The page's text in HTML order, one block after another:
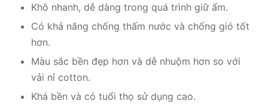
Khô nhanh, dễ dàng trong quá trình giữ ẩm.
Có khả năng chống thấm nước và chống gió tốt
hơn.
Màu sắc bền đẹp hơn và dễ nhuộm hơn so với
vải nỉ cotton.
Khá bền và có tuổi thọ sử dụng cao.